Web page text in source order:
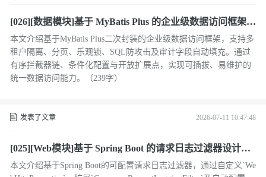
[026][数据模块]基于 MyBatis Plus 的企业级数据访问框架设
计与实现
本文介绍基于MyBatis Plus二次封装的企业级数据访问框架，支持多
租户隔离、分页、乐观锁、SQL防攻击及审计字段自动填充。通过
有序拦截器链、条件化配置与开放扩展点，实现可插拔、易维护的
统一数据访问能力。（239字）
发表了文章 2026-07-11 10:47:48
[025][Web模块]基于 Spring Boot 的请求日志过滤器设计与
实现
本文介绍基于Spring Boot的可配置请求日志过滤器，通过自定义`We